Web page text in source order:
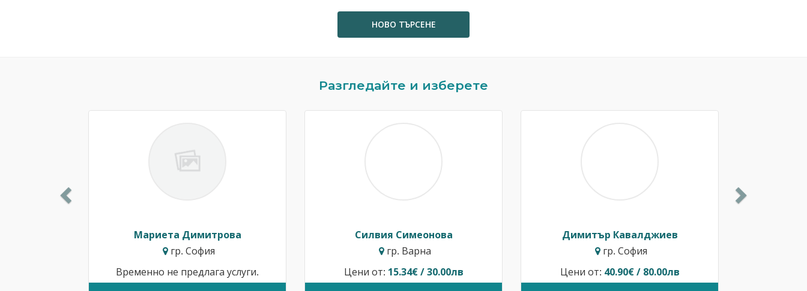
НОВО ТЪРСЕНЕ
Разгледайте и изберете
Мариета Димитрова
гр. София
Временно не предлага услуги.
Силвия Симеонова
гр. Варна
Цени от: 15.34€ / 30.00лв
Димитър Кавалджиев
гр. София
Цени от: 40.90€ / 80.00лв